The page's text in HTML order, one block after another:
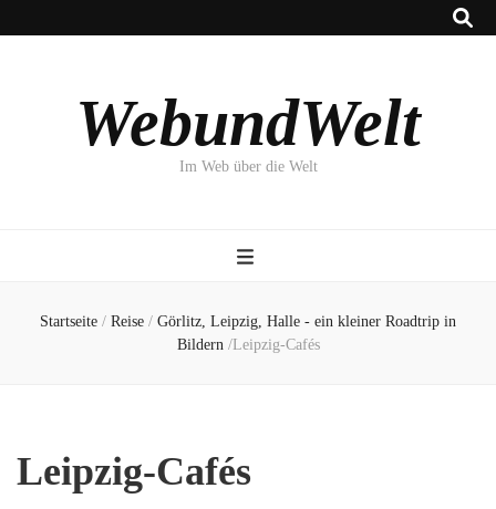
WebundWelt
Im Web über die Welt
Startseite / Reise / Görlitz, Leipzig, Halle - ein kleiner Roadtrip in
Bildern /Leipzig-Cafés
Leipzig-Cafés